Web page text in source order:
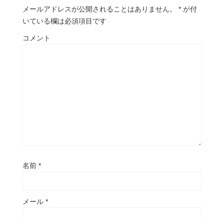
メールアドレスが公開されることはありません。 * が付
いている欄は必須項目です
コメント
名前 *
メール *